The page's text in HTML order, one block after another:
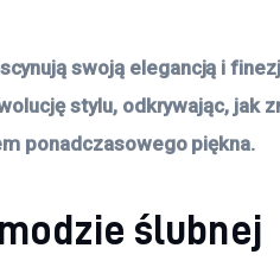
swoją elegancją i
stylu, odkrywając, jak
ponadczasowego piękna.
ślubnej